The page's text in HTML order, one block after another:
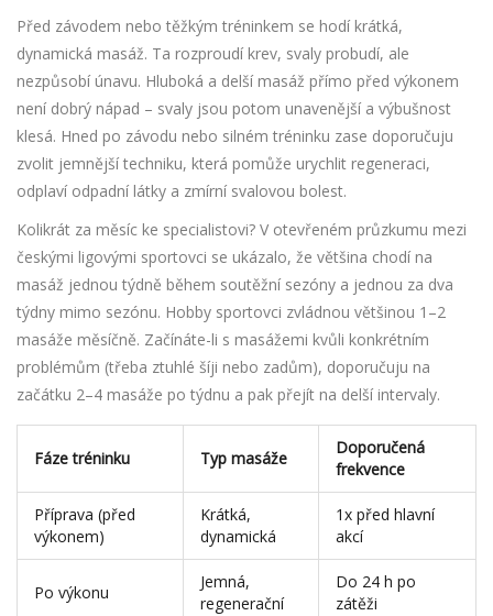
Před závodem nebo těžkým tréninkem se hodí krátká,
dynamická masáž. Ta rozproudí krev, svaly probudí, ale
nezpůsobí únavu. Hluboká a delší masáž přímo před výkonem
není dobrý nápad – svaly jsou potom unavenější a výbušnost
klesá. Hned po závodu nebo silném tréninku zase doporučuju
zvolit jemnější techniku, která pomůže urychlit regeneraci,
odplaví odpadní látky a zmírní svalovou bolest.
Kolikrát za měsíc ke specialistovi? V otevřeném průzkumu mezi
českými ligovými sportovci se ukázalo, že většina chodí na
masáž jednou týdně během soutěžní sezóny a jednou za dva
týdny mimo sezónu. Hobby sportovci zvládnou většinou 1–2
masáže měsíčně. Začínáte-li s masážemi kvůli konkrétním
problémům (třeba ztuhlé šíji nebo zadům), doporučuju na
začátku 2–4 masáže po týdnu a pak přejít na delší intervaly.
Fáze tréninku Typ masáže
Doporučená
frekvence
Příprava (před
výkonem)
Krátká,
dynamická
1x před hlavní
akcí
Po výkonu
Jemná,
regenerační
Do 24 h po
zátěži